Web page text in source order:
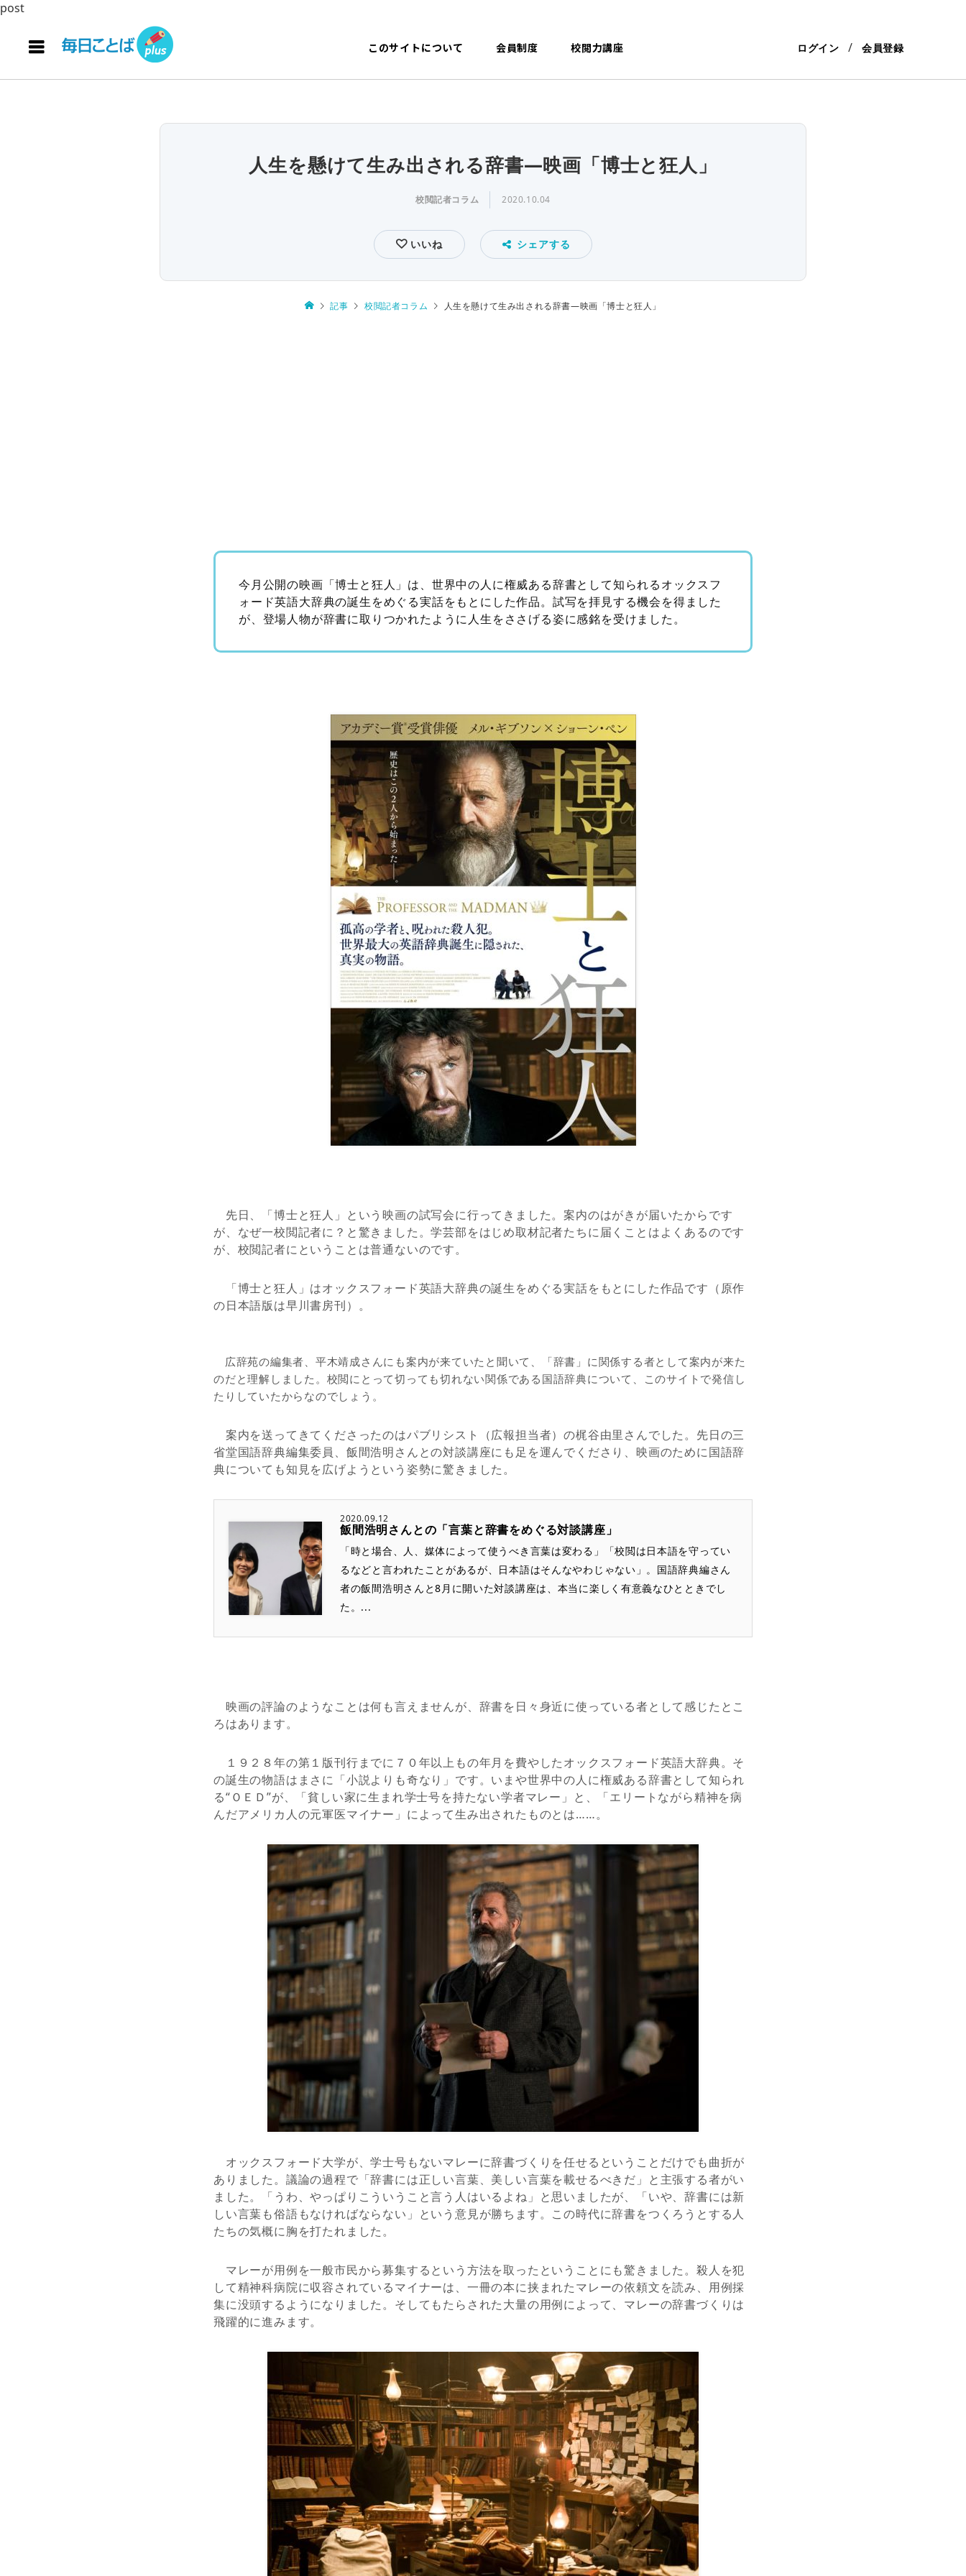
post
このサイトについて 会員制度 校閲力講座 ログイン 会員登録
人生を懸けて生み出される辞書―映画「博士と狂人」
校閲記者コラム 2020.10.04
いいね シェアする
記事 校閲記者コラム 人生を懸けて生み出される辞書―映画「博士と狂人」
今月公開の映画「博士と狂人」は、世界中の人に権威ある辞書として知られるオックスフ
ォード英語大辞典の誕生をめぐる実話をもとにした作品。試写を拝見する機会を得ました
が、登場人物が辞書に取りつかれたように人生をささげる姿に感銘を受けました。
先日、「博士と狂人」という映画の試写会に行ってきました。案内のはがきが届いたからです
が、なぜ一校閲記者に？と驚きました。学芸部をはじめ取材記者たちに届くことはよくあるのです
が、校閲記者にということは普通ないのです。
「博士と狂人」はオックスフォード英語大辞典の誕生をめぐる実話をもとにした作品です（原作
の日本語版は早川書房刊）。
広辞苑の編集者、平木靖成さんにも案内が来ていたと聞いて、「辞書」に関係する者として案内が来た
のだと理解しました。校閲にとって切っても切れない関係である国語辞典について、このサイトで発信し
たりしていたからなのでしょう。
案内を送ってきてくださったのはパブリシスト（広報担当者）の梶谷由里さんでした。先日の三
省堂国語辞典編集委員、飯間浩明さんとの対談講座にも足を運んでくださり、映画のために国語辞
典についても知見を広げようという姿勢に驚きました。
2020.09.12
飯間浩明さんとの「言葉と辞書をめぐる対談講座」
「時と場合、人、媒体によって使うべき言葉は変わる」「校閲は日本語を守ってい
るなどと言われたことがあるが、日本語はそんなやわじゃない」。国語辞典編さん
者の飯間浩明さんと8月に開いた対談講座は、本当に楽しく有意義なひとときでし
た。...
映画の評論のようなことは何も言えませんが、辞書を日々身近に使っている者として感じたとこ
ろはあります。
１９２８年の第１版刊行までに７０年以上もの年月を費やしたオックスフォード英語大辞典。そ
の誕生の物語はまさに「小説よりも奇なり」です。いまや世界中の人に権威ある辞書として知られ
る“ＯＥＤ”が、「貧しい家に生まれ学士号を持たない学者マレー」と、「エリートながら精神を病
んだアメリカ人の元軍医マイナー」によって生み出されたものとは……。
オックスフォード大学が、学士号もないマレーに辞書づくりを任せるということだけでも曲折が
ありました。議論の過程で「辞書には正しい言葉、美しい言葉を載せるべきだ」と主張する者がい
ました。「うわ、やっぱりこういうこと言う人はいるよね」と思いましたが、「いや、辞書には新
しい言葉も俗語もなければならない」という意見が勝ちます。この時代に辞書をつくろうとする人
たちの気概に胸を打たれました。
マレーが用例を一般市民から募集するという方法を取ったということにも驚きました。殺人を犯
して精神科病院に収容されているマイナーは、一冊の本に挟まれたマレーの依頼文を読み、用例採
集に没頭するようになりました。そしてもたらされた大量の用例によって、マレーの辞書づくりは
飛躍的に進みます。